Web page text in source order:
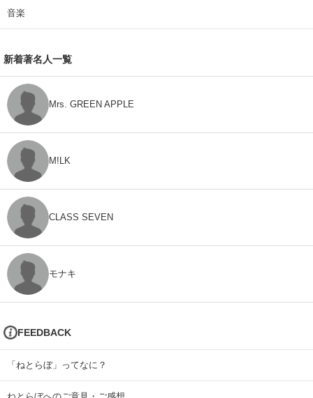
音楽
新着著名人一覧
Mrs. GREEN APPLE
M!LK
CLASS SEVEN
モナキ
FEEDBACK
「ねとらぼ」ってなに？